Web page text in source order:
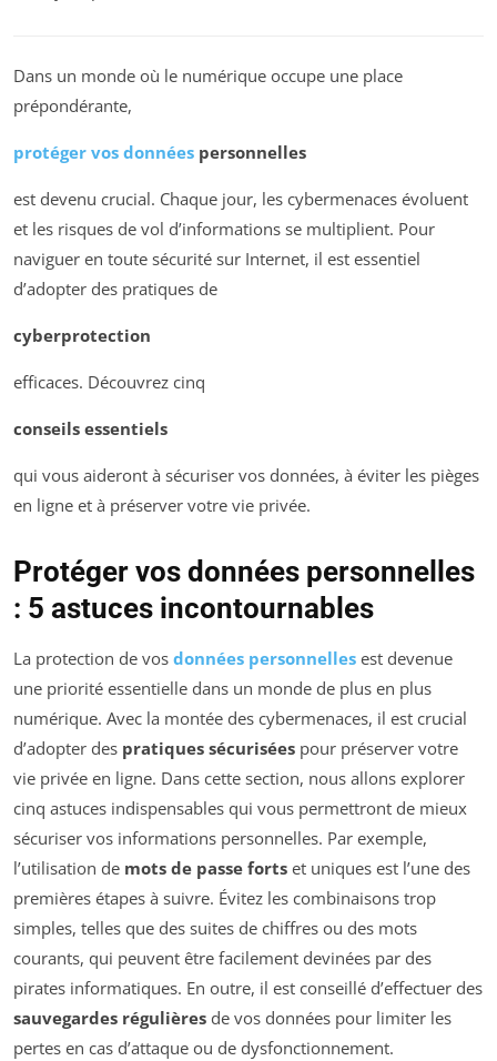
Dans un monde où le numérique occupe une place
prépondérante,
protéger vos données personnelles
est devenu crucial. Chaque jour, les cybermenaces évoluent
et les risques de vol d’informations se multiplient. Pour
naviguer en toute sécurité sur Internet, il est essentiel
d’adopter des pratiques de
cyberprotection
efficaces. Découvrez cinq
conseils essentiels
qui vous aideront à sécuriser vos données, à éviter les pièges
en ligne et à préserver votre vie privée.
Protéger vos données personnelles
: 5 astuces incontournables
La protection de vos données personnelles est devenue
une priorité essentielle dans un monde de plus en plus
numérique. Avec la montée des cybermenaces, il est crucial
d’adopter des pratiques sécurisées pour préserver votre
vie privée en ligne. Dans cette section, nous allons explorer
cinq astuces indispensables qui vous permettront de mieux
sécuriser vos informations personnelles. Par exemple,
l’utilisation de mots de passe forts et uniques est l’une des
premières étapes à suivre. Évitez les combinaisons trop
simples, telles que des suites de chiffres ou des mots
courants, qui peuvent être facilement devinées par des
pirates informatiques. En outre, il est conseillé d’effectuer des
sauvegardes régulières de vos données pour limiter les
pertes en cas d’attaque ou de dysfonctionnement.